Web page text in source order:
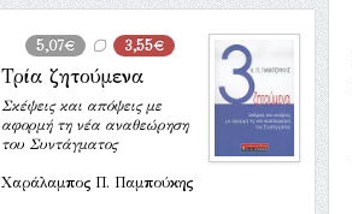
5,07€ 3,55€
Τρία ζητούμενα
Σκέψεις και απόψεις με
αφορμή τη νέα αναθεώρηση
του Συντάγματος
Χαράλαμπος Π. Παμπούκης